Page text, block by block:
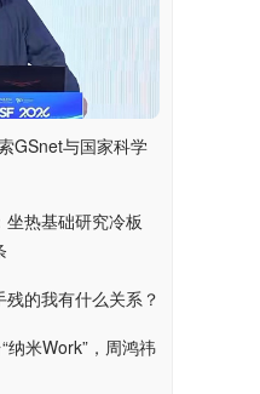
GSnet与国家科学
热基础研究冷板
的我有什么关系？
纳米Work”，周鸿祎